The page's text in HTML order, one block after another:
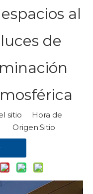
al
de
sitio Hora de
Origen:Sitio